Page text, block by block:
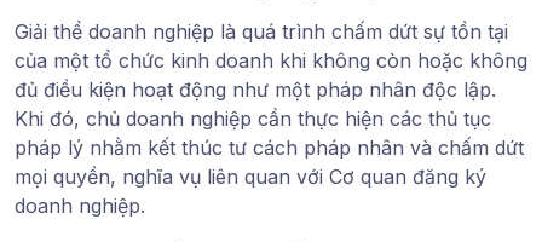
Giải thể doanh nghiệp là quá trình chấm dứt sự tồn tại
của một tổ chức kinh doanh khi không còn hoặc không
đủ điều kiện hoạt động như một pháp nhân độc lập.
Khi đó, chủ doanh nghiệp cần thực hiện các thủ tục
pháp lý nhằm kết thúc tư cách pháp nhân và chấm dứt
mọi quyền, nghĩa vụ liên quan với Cơ quan đăng ký
doanh nghiệp.